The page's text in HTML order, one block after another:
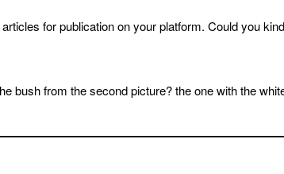
for publication on your platform. Could you
bush from the second picture? the one with the